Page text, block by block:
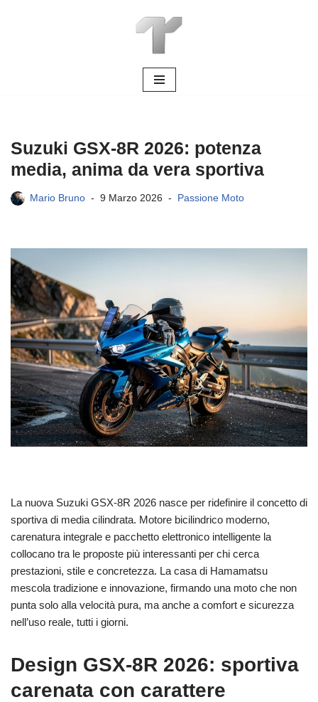
Suzuki GSX-8R 2026: potenza
media, anima da vera sportiva
Mario Bruno 9 Marzo 2026 Passione Moto
La nuova Suzuki GSX-8R 2026 nasce per ridefinire il concetto di
sportiva di media cilindrata. Motore bicilindrico moderno,
carenatura integrale e pacchetto elettronico intelligente la
collocano tra le proposte più interessanti per chi cerca
prestazioni, stile e concretezza. La casa di Hamamatsu
mescola tradizione e innovazione, firmando una moto che non
punta solo alla velocità pura, ma anche a comfort e sicurezza
nell’uso reale, tutti i giorni.
Design GSX-8R 2026: sportiva
carenata con carattere